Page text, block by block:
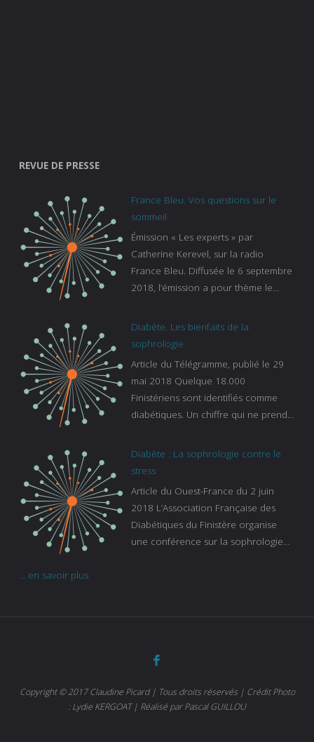
REVUE DE PRESSE
France Bleu. Vos questions sur le
sommeil
Émission « Les experts » par
Catherine Kerevel, sur la radio
France Bleu. Diffusée le 6 septembre
2018, l’émission a pour thème le
bleu :
https://www.francebleu.fr/emissions/l
sur-le-sommeil
Diabète. Les bienfaits de la
sophrologie
Article du Télégramme, publié le 29
mai 2018 Quelque 18.000
Finistériens sont identifiés comme
diabétiques. Un chiffre qui ne prend
s’ignorent. « C’est une pathologie qui
continue à augmenter, souligne
de la Caisse primaire d’assurance-
maladie. C’est aussi une pathologie
qui peut être handicapante et coûte
cher quand on sait que 37 % des
d’autant que le diabète
Diabète : La sophrologie contre le
stress
Article du Ouest-France du 2 juin
2018 L’Association Française des
Diabétiques du Finistère organise
une conférence sur la sophrologie
... en savoir plus
Copyright © 2017 Claudine Picard | Tous droits réservés | Crédit Photo
: Lydie KERGOAT | Réalisé par Pascal GUILLOU